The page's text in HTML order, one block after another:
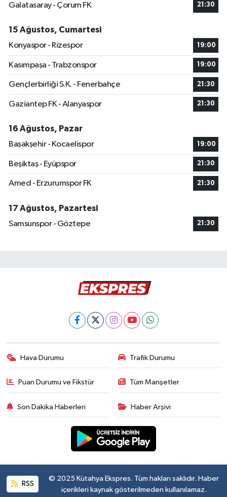
Galatasaray - Çorum FK
21:30
15 Ağustos, Cumartesi
Konyaspor - Rizespor
19:00
Kasımpaşa - Trabzonspor 19:00
Gençlerbirliği S.K. - Fenerbahçe 21:30
Gaziantep FK - Alanyaspor 21:30
16 Ağustos, Pazar
Başakşehir - Kocaelispor
19:00
Beşiktaş - Eyüpspor 21:30
Amed - Erzurumspor FK 21:30
17 Ağustos, Pazartesi
Samsunspor - Göztepe
21:30
Hava Durumu Trafik Durumu
Puan Durumu ve Fikstür Tüm Manşetler
Son Dakika Haberleri Haber Arşivi
RSS
© 2025 Kütahya Ekspres. Tüm hakları saklıdır. Haber
içerikleri kaynak gösterilmeden kullanılamaz.